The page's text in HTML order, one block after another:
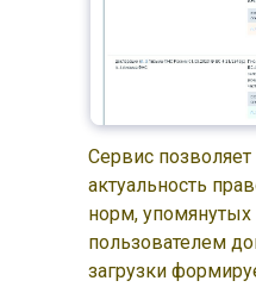
Сервис
актуальность
норм,
пользователем
загрузки